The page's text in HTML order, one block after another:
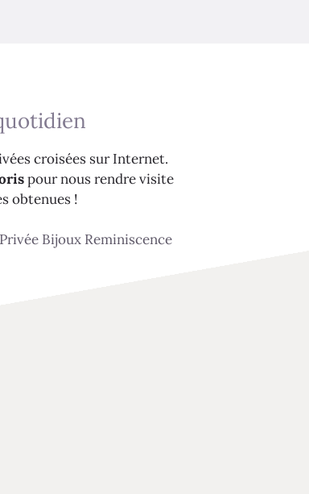
croisées sur Internet.
pour nous rendre visite
obtenues !
Bijoux Reminiscence